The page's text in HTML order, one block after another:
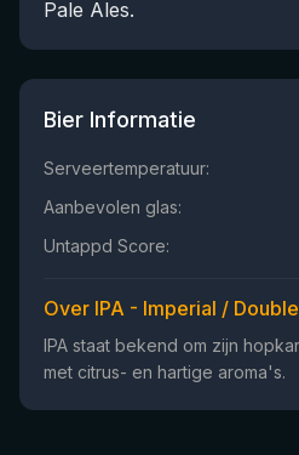
Pale Ales.
Bier Informatie
Serveertemperatuur:
Aanbevolen glas:
Untappd Score:
Over IPA - Imperial /
IPA staat bekend om zijn
met citrus- en hartige aroma's.